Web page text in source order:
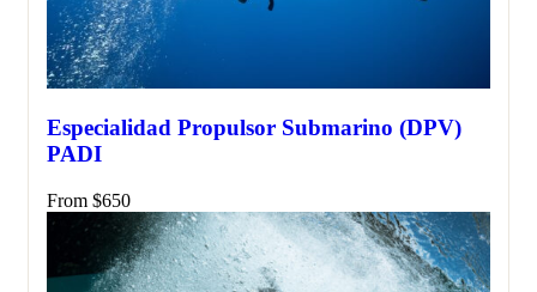
Especialidad Propulsor Submarino (DPV)
PADI
From $650